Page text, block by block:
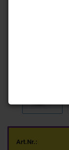
Art.Nr.: